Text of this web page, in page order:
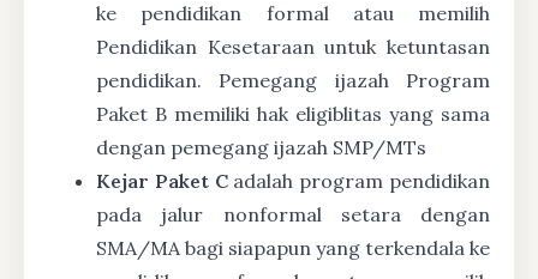
ke pendidikan formal atau memilih
Pendidikan Kesetaraan untuk ketuntasan
pendidikan. Pemegang ijazah Program
Paket B memiliki hak eligiblitas yang sama
dengan pemegang ijazah SMP/MTs
Kejar Paket Cadalah program pendidikan
pada jalur nonformal setara dengan
SMA/MA bagi siapapun yang terkendala ke